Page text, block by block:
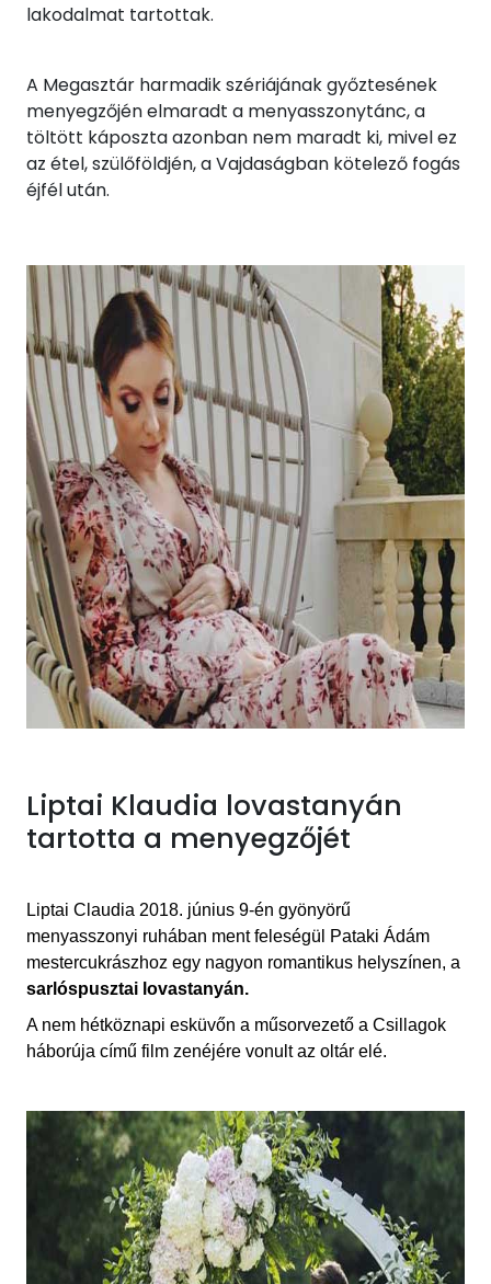
lakodalmat tartottak.
A Megasztár harmadik szériájának győztesének
menyegzőjén elmaradt a menyasszonytánc, a
töltött káposzta azonban nem maradt ki, mivel ez
az étel, szülőföldjén, a Vajdaságban kötelező fogás
éjfél után.
Liptai Klaudia lovastanyán
tartotta a menyegzőjét
Liptai Claudia 2018. június 9-én gyönyörű
menyasszonyi ruhában ment feleségül Pataki Ádám
mestercukrászhoz egy nagyon romantikus helyszínen, a
sarlóspusztai lovastanyán.
A nem hétköznapi esküvőn a műsorvezető a Csillagok
háborúja című film zenéjére vonultaz oltár elé.